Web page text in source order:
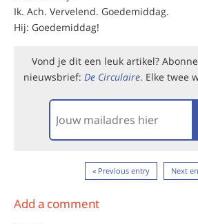
Ik. Ach. Vervelend. Goedemiddag.
Hij: Goedemiddag!
Vond je dit een leuk artikel?
nieuwsbrief: De Circulaire. Elke twee
« Previous entry Next
Add a comment